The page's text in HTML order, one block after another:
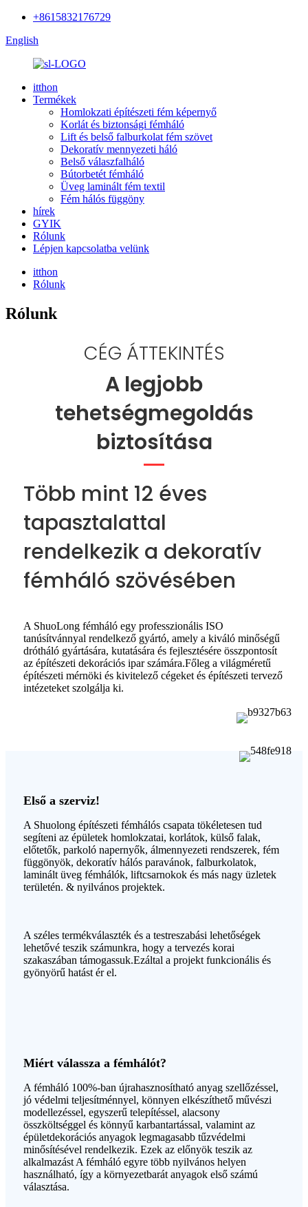
+8615832176729
English
itthon
Termékek
Homlokzati építészeti fém képernyő
Korlát és biztonsági fémháló
Lift és belső falburkolat fém szövet
Dekoratív mennyezeti háló
Belső válaszfalháló
Bútorbetét fémháló
Üveg laminált fém textil
Fém hálós függöny
hírek
GYIK
Rólunk
Lépjen kapcsolatba velünk
itthon
Rólunk
Rólunk
CÉG ÁTTEKINTÉS
A legjobb
tehetségmegoldás
biztosítása
Több mint 12 éves
tapasztalattal
rendelkezik a dekoratív
fémháló szövésében
A ShuoLong fémháló egy professzionális ISO
tanúsítvánnyal rendelkező gyártó, amely a kiváló minőségű
drótháló gyártására, kutatására és fejlesztésére összpontosít
az építészeti dekorációs ipar számára.Főleg a világméretű
építészeti mérnöki és kivitelező cégeket és építészeti tervező
intézeteket szolgálja ki.
Első a szerviz!
A Shuolong építészeti fémhálós csapata tökéletesen tud
segíteni az épületek homlokzatai, korlátok, külső falak,
előtetők, parkoló napernyők, álmennyezeti rendszerek, fém
függönyök, dekoratív hálós paravánok, falburkolatok,
laminált üveg fémhálók, liftcsarnokok és más nagy üzletek
területén. & nyilvános projektek.
A széles termékválaszték és a testreszabási lehetőségek
lehetővé teszik számunkra, hogy a tervezés korai
szakaszában támogassuk.Ezáltal a projekt funkcionális és
gyönyörű hatást ér el.
Miért válassza a fémhálót?
A fémháló 100%-ban újrahasznosítható anyag szellőzéssel,
jó védelmi teljesítménnyel, könnyen elkészíthető művészi
modellezéssel, egyszerű telepítéssel, alacsony
összköltséggel és könnyű karbantartással, valamint az
épületdekorációs anyagok legmagasabb tűzvédelmi
minősítésével rendelkezik. Ezek az előnyök teszik az
alkalmazást A fémháló egyre több nyilvános helyen
használható, így a környezetbarát anyagok első számú
választása.